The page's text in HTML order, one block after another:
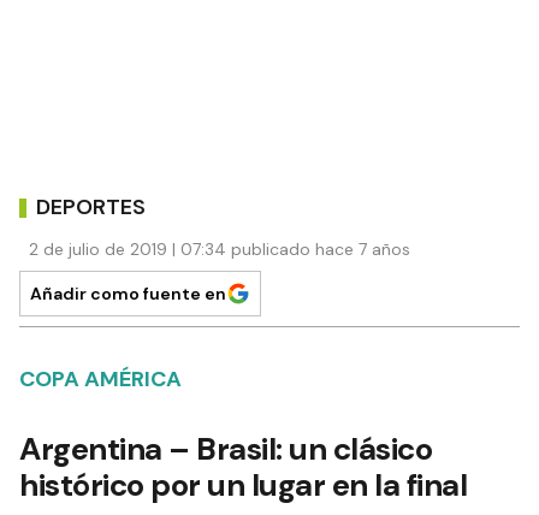
DEPORTES
2 de julio de 2019 | 07:34 publicado hace 7 años
Añadir como fuente en
COPA AMÉRICA
Argentina – Brasil: un clásico
histórico por un lugar en la final